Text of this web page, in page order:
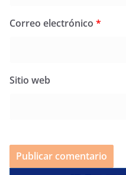
Correo electrónico *
Sitio web